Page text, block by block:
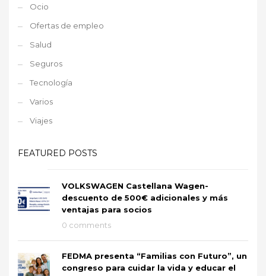
Ocio
Ofertas de empleo
Salud
Seguros
Tecnología
Varios
Viajes
FEATURED POSTS
VOLKSWAGEN Castellana Wagen-
descuento de 500€ adicionales y más
ventajas para socios
0 comments
FEDMA presenta “Familias con Futuro”, un
congreso para cuidar la vida y educar el